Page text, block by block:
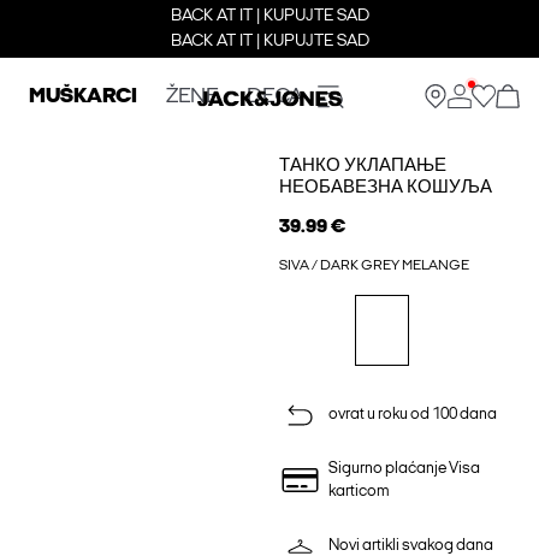
BACK AT IT | KUPUJTE SAD
BACK AT IT | KUPUJTE SAD
MUŠKARCI ŽENE DECA
ТАНКО УКЛАПАЊЕ
НЕОБАВЕЗНА КОШУЉА
39.99 €
SIVA / DARK GREY MELANGE
ovrat u roku od 100 dana
Sigurno plaćanje Visa
karticom
Novi artikli svakog dana